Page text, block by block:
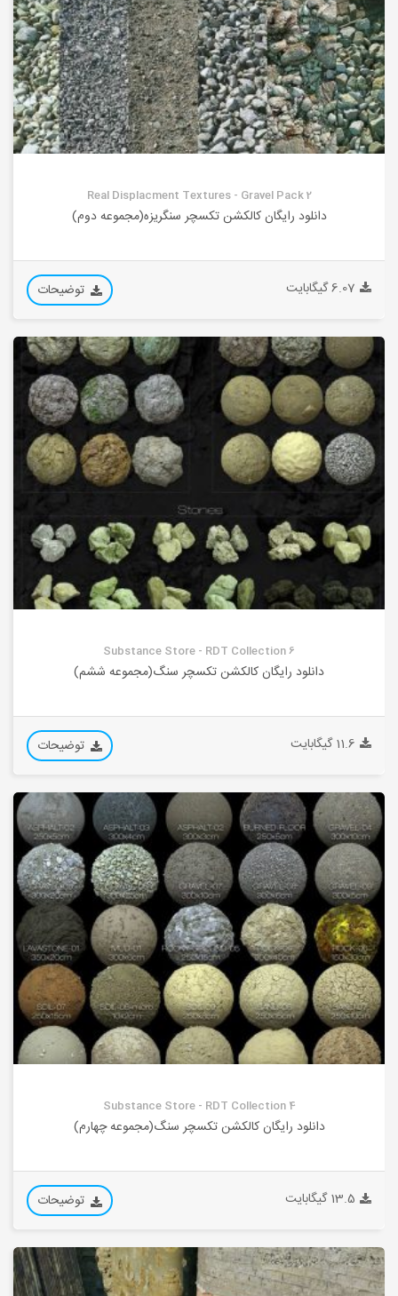
Real Displacment Textures - Gravel Pack 2
دانلود رایگان کالکشن تکسچر سنگریزه(مجموعه دوم)
6.07 گیگابایت توضیحات
Substance Store - RDT Collection 6
دانلود رایگان کالکشن تکسچر سنگ(مجموعه ششم)
11.6 گیگابایت توضیحات
Substance Store - RDT Collection 4
دانلود رایگان کالکشن تکسچر سنگ(مجموعه چهارم)
13.5 گیگابایت توضیحات